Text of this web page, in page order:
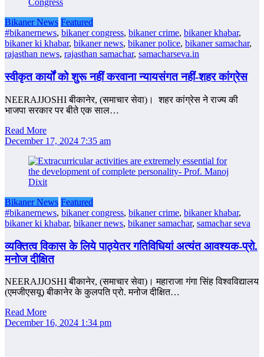
Bikaner News Featured
#bikanernews, bikaner congress, bikaner crime, bikaner khabar,
bikaner ki khabar, bikaner news, bikaner police, bikaner samachar,
rajasthan news, rajasthan samachar, samacharseva.in
स्वीकृत कार्यों को शुरू नहीं करवाना न्‍यायसंगत नहीं-शहर कांग्रेस
NEERAJJOSHI बीकानेर, (समाचार सेवा)। शहर कांग्रेस ने राज्‍य की
भाजपा सरकार पर बीते एक साल…
Read More
December 17, 2024 7:35 am
Bikaner News Featured
#bikanernews, bikaner congress, bikaner crime, bikaner khabar,
bikaner ki khabar, bikaner news, bikaner samachar, samachar seva
व्यक्तित्व विकास के लिये पाठ्येतर गतिविधियां अत्यंत आवश्यक-प्रो.
मनोज दीक्षित
NEERAJJOSHI बीकानेर, (समाचार सेवा)। महाराजा गंगा सिंह विश्वविद्यालय
(एमजीएसयू) बीकानेर के कुलपति प्रो. मनोज दीक्षित…
Read More
December 16, 2024 1:34 pm